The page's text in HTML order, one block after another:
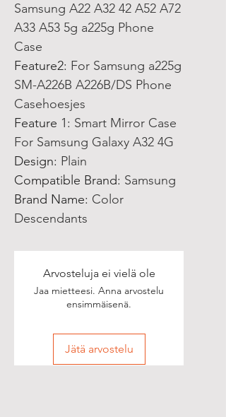
Samsung A22 A32 42 A52 A72
A33 A53 5g a225g Phone
Case
Feature2: For Samsung a225g
SM-A226B A226B/DS Phone
Casehoesjes
Feature 1: Smart Mirror Case
For Samsung Galaxy A32 4G
Design: Plain
Compatible Brand: Samsung
Brand Name: Color
Descendants
Arvosteluja ei vielä ole
Jaa mietteesi. Anna arvostelu
ensimmäisenä.
Jätä arvostelu